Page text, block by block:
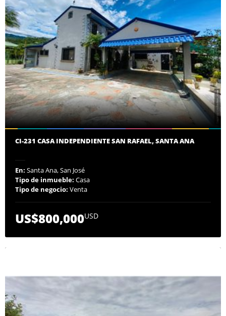
CI-231 CASA INDEPENDIENTE SAN RAFAEL, SANTA ANA
En: Santa Ana, San José
Tipo de inmueble: Casa
Tipo de negocio: Venta
US$800,000USD